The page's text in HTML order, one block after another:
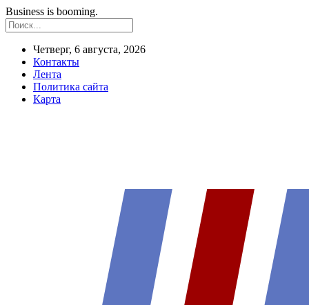
Business is booming.
Четверг, 6 августа, 2026
Контакты
Лента
Политика сайта
Карта